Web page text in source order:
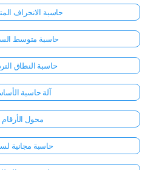
حاسبة الانحراف
حاسبة متوسط
حاسبة النطاق
آلة حاسبة
محول
حاسبة مجانية